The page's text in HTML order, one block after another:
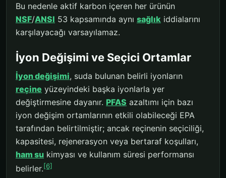
Bu nedenle aktif karbon içeren her ürünün
NSF/ANSI 53 kapsamında aynı sağlık iddialarını
karşılayacağı varsayılamaz.
İyon Değişimi ve Seçici Ortamlar
İyon değişimi, suda bulunan belirli iyonların
reçine yüzeyindeki başka iyonlarla yer
değiştirmesine dayanır. PFAS azaltımı için bazı
iyon değişim ortamlarının etkili olabileceği EPA
tarafından belirtilmiştir; ancak reçinenin seçiciliği,
kapasitesi, rejenerasyon veya bertaraf koşulları,
ham su kimyası ve kullanım süresi performansı
belirler.[6]